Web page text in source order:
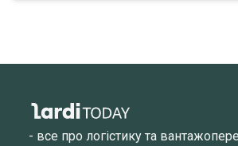
- все про логістику та